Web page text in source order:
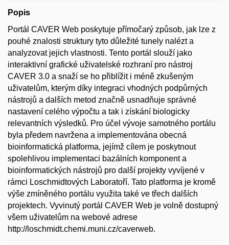
Popis
Portál CAVER Web poskytuje přímočarý způsob, jak lze z
pouhé znalosti struktury tyto důležité tunely nalézt a
analyzovat jejich vlastnosti. Tento portál slouží jako
interaktivní grafické uživatelské rozhraní pro nástroj
CAVER 3.0 a snaží se ho přiblížit i méně zkušeným
uživatelům, kterým díky integraci vhodných podpůrných
nástrojů a dalších metod značně usnadňuje správné
nastavení celého výpočtu a tak i získání biologicky
relevantních výsledků. Pro účel vývoje samotného portálu
byla předem navržena a implementována obecná
bioinformatická platforma, jejímž cílem je poskytnout
spolehlivou implementaci bazálních komponent a
bioinformatických nástrojů pro další projekty vyvíjené v
rámci Loschmidtových Laboratoří. Tato platforma je kromě
výše zmíněného portálu využita také ve třech dalších
projektech. Vyvinutý portál CAVER Web je volně dostupný
všem uživatelům na webové adrese
http://loschmidt.chemi.muni.cz/caverweb.